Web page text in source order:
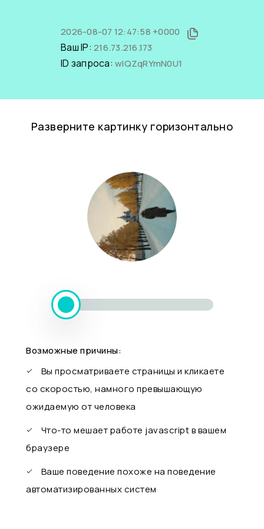
2026-08-07 12:47:58 +0000
Ваш IP: 216.73.216.173
ID запроса: wlQZqRYmN0U1
Разверните картинку горизонтально
Возможные причины:
Вы просматриваете страницы и кликаете
со скоростью, намного превышающую
ожидаемую от человека
Что-то мешает работе javascript в вашем
браузере
Ваше поведение похоже на поведение
автоматизированных систем